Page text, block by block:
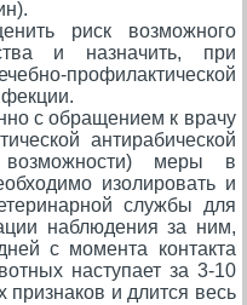
риск возможного
и назначить, при
профилактической
с обращением к врачу
антирабической
меры в
изолировать и
службы для
наблюдения за ним,
с момента контакта
наступает за 3-10
признаков и длится весь